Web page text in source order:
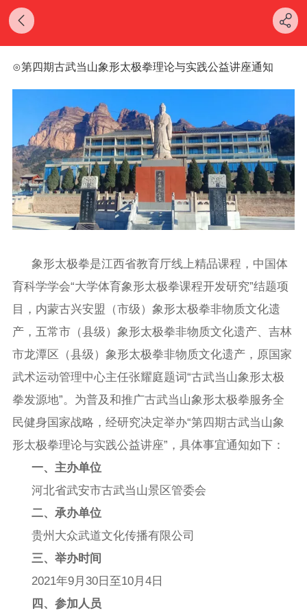
⊙第四期古武当山象形太极拳理论与实践公益讲座通知
象形太极拳是江西省教育厅线上精品课程，中国体
育科学学会“大学体育象形太极拳课程开发研究”结题项
目，内蒙古兴安盟（市级）象形太极拳非物质文化遗
产，五常市（县级）象形太极拳非物质文化遗产、吉林
市龙潭区（县级）象形太极拳非物质文化遗产，原国家
武术运动管理中心主任张耀庭题词“古武当山象形太极
拳发源地”。为普及和推广古武当山象形太极拳服务全
民健身国家战略，经研究决定举办“第四期古武当山象
形太极拳理论与实践公益讲座”，具体事宜通知如下：
一、主办单位
河北省武安市古武当山景区管委会
二、承办单位
贵州大众武道文化传播有限公司
三、举办时间
2021年9月30日至10月4日
四、参加人员